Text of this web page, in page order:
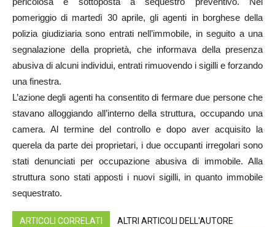
pomeriggio di martedì 30 aprile, gli agenti in borghese della
polizia giudiziaria sono entrati nell’immobile, in seguito a una
segnalazione della proprietà, che informava della presenza
abusiva di alcuni individui, entrati rimuovendo i sigilli e forzando
una finestra.
L’azione degli agenti ha consentito di fermare due persone che
stavano alloggiando all’interno della struttura, occupando una
camera. Al termine del controllo e dopo aver acquisito la
querela da parte dei proprietari, i due occupanti irregolari sono
stati denunciati per occupazione abusiva di immobile. Alla
struttura sono stati apposti i nuovi sigilli, in quanto immobile
sequestrato.
ARTICOLI CORRELATI ALTRI ARTICOLI DELL'AUTORE